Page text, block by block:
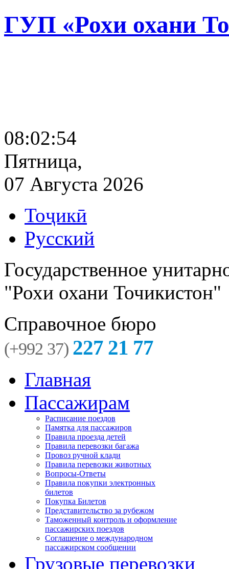
ГУП «Рохи охани
08:02:54
Пятница,
07 Августа 2026
Тоҷикӣ
Русский
Государственное
"Рохи охани Точикистон"
Справочное бюро
(+992 37) 227 21 77
Главная
Пассажирам
Расписание поездов
Памятка для пассажиров
Правила проезда детей
Правила перевозки багажа
Провоз ручной клади
Правила перевозки животных
Вопросы-Ответы
Правила покупки электронных
билетов
Покупка Билетов
Представительство за рубежом
Таможенный контроль и оформление
пассажирских поездов
Соглашение о международном
пассажирском сообщении
Грузовые перевозки